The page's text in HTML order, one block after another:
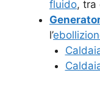
fluido, tra
l’